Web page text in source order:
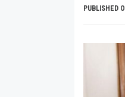
PUBLISHED